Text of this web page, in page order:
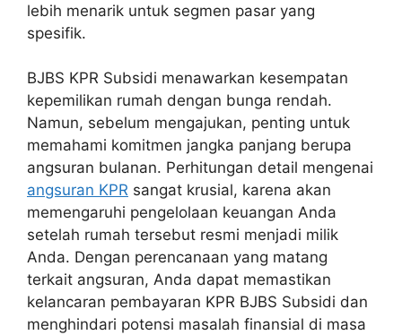
lebih menarik untuk segmen pasar yang
spesifik.
BJBS KPR Subsidi menawarkan kesempatan
kepemilikan rumah dengan bunga rendah.
Namun, sebelum mengajukan, penting untuk
memahami komitmen jangka panjang berupa
angsuran bulanan. Perhitungan detail mengenai
angsuran KPR sangat krusial, karena akan
memengaruhi pengelolaan keuangan Anda
setelah rumah tersebut resmi menjadi milik
Anda. Dengan perencanaan yang matang
terkait angsuran, Anda dapat memastikan
kelancaran pembayaran KPR BJBS Subsidi dan
menghindari potensi masalah finansial di masa